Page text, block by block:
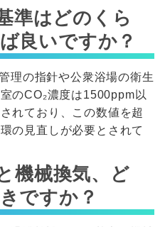
準はどのくら
良いですか？
理の指針や公衆浴場の衛生
のCO₂濃度は1500ppm以
れており、この数値を超
の見直しが必要とされて
機械換気、ど
ですか？